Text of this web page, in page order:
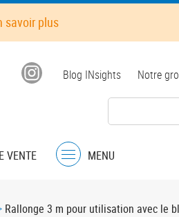
savoir plus
Top
Blog INsights Notre
VENTE
Menu
MENU
Rallonge 3 m pour utilisation avec le